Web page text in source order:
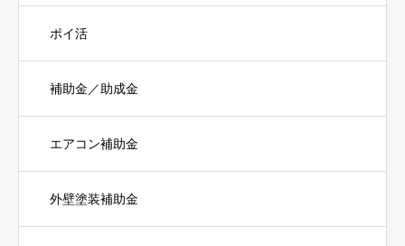
ポイ活
補助金／助成金
エアコン補助金
外壁塗装補助金